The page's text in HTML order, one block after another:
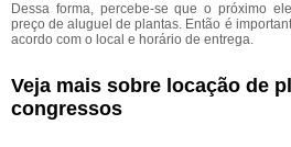
Dessa forma, percebe-se que o próximo
preço de aluguel de plantas. Então é
acordo com o local e horário de entrega.
Veja mais sobre locação de
congressos